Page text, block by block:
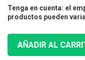
Tenga en cuenta: el
productos pueden